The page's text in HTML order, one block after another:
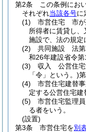
第2条
この条例にお
それぞれ当該各号に
(1)
市営住宅 市が
所得者に賃貸し
施設で、法の規定
(2)
共同施設 法第
和26年建設省令第
(3)
収入 公営住宅
「令」という。)
(4)
市営住宅建替
定する公営住宅建
(5)
市営住宅監理
る者をいう。
(設置)
第3条
市営住宅を別